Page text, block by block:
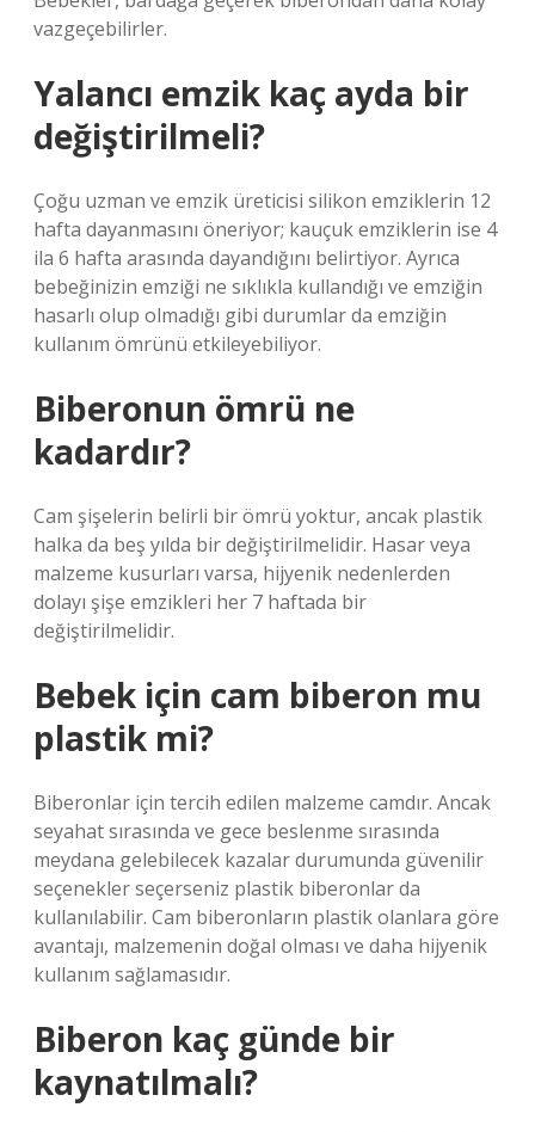
vazgeçebilirler.
Yalancı emzik kaç ayda bir
değiştirilmeli?
Çoğu uzman ve emzik üreticisi silikon emziklerin 12
hafta dayanmasını öneriyor; kauçuk emziklerin ise 4
ila 6 hafta arasında dayandığını belirtiyor. Ayrıca
bebeğinizin emziği ne sıklıkla kullandığı ve emziğin
hasarlı olup olmadığı gibi durumlar da emziğin
kullanım ömrünü etkileyebiliyor.
Biberonun ömrü ne
kadardır?
Cam şişelerin belirli bir ömrü yoktur, ancak plastik
halka da beş yılda bir değiştirilmelidir. Hasar veya
malzeme kusurları varsa, hijyenik nedenlerden
dolayı şişe emzikleri her 7 haftada bir
değiştirilmelidir.
Bebek için cam biberon mu
plastik mi?
Biberonlar için tercih edilen malzeme camdır. Ancak
seyahat sırasında ve gece beslenme sırasında
meydana gelebilecek kazalar durumunda güvenilir
seçenekler seçerseniz plastik biberonlar da
kullanılabilir. Cam biberonların plastik olanlara göre
avantajı, malzemenin doğal olması ve daha hijyenik
kullanım sağlamasıdır.
Biberon kaç günde bir
kaynatılmalı?